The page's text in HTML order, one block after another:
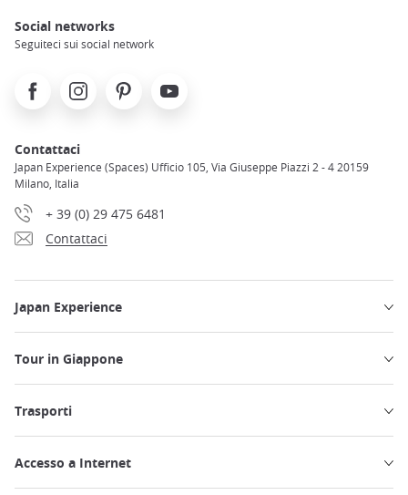
Social networks
Seguiteci sui social network
FacebookInstagramPinterest Youtube
Contattaci
Japan Experience (Spaces) Ufficio 105, Via Giuseppe Piazzi 2 - 4 20159
Milano, Italia
+ 39 (0) 29 475 6481
Contattaci
Japan Experience
Tour in Giappone
Trasporti
Accesso a Internet